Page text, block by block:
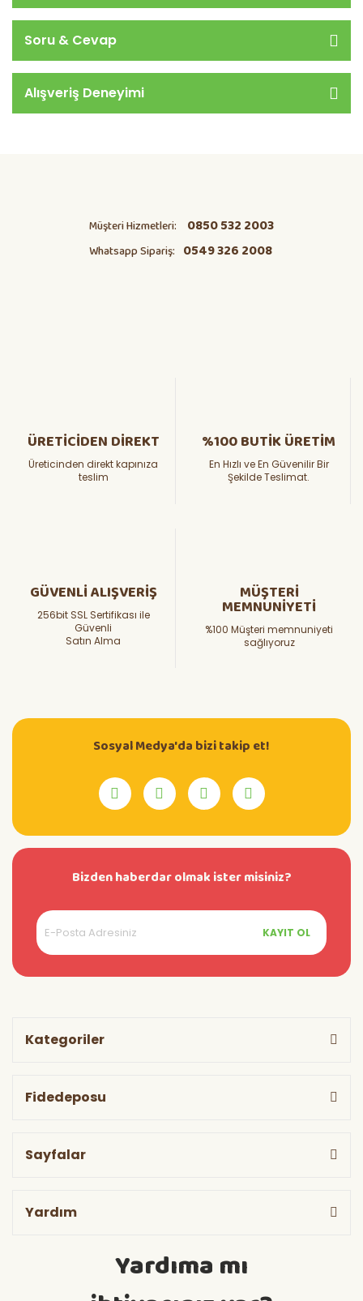
Soru & Cevap
Alışveriş Deneyimi
Müşteri Hizmetleri: 0850 532 2003
Whatsapp Sipariş: 0549 326 2008
ÜRETİCİDEN DİREKT
Üreticinden direkt kapınıza
teslim
%100 BUTİK ÜRETİM
En Hızlı ve En Güvenilir Bir
Şekilde Teslimat.
GÜVENLİ ALIŞVERİŞ
256bit SSL Sertifikası ile
Güvenli
Satın Alma
MÜŞTERİ
MEMNUNİYETİ
%100 Müşteri memnuniyeti
sağlıyoruz
Sosyal Medya'da bizi takip et!
Bizden haberdar olmak ister misiniz?
KAYIT OL
Kategoriler
Fidedeposu
Sayfalar
Yardım
Yardıma mı